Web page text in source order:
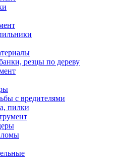
резцы по дереву
с вредителями
пилки